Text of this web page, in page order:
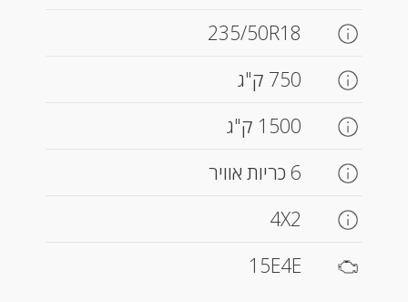
235/50R18
750 ק"ג
1500 ק"ג
6 כריות אוויר
4X2
15E4E